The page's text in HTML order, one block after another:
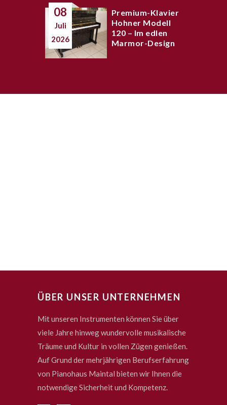
08
Juli
2026
Premium-Klavier
Hohner Modell
120 – Im edlen
Marmor-Design
ÜBER UNSER UNTERNEHMEN
Mit unseren Instrumenten können Sie über
viele Jahre hinweg wundervolle musikalische
Träume und Kultur in vollen Zügen genießen.
Auf Grund der mehrjährigen Berufserfahrung
von Pianohaus Maintal bieten wir Ihnen die
notwendige Sicherheit und Kompetenz.